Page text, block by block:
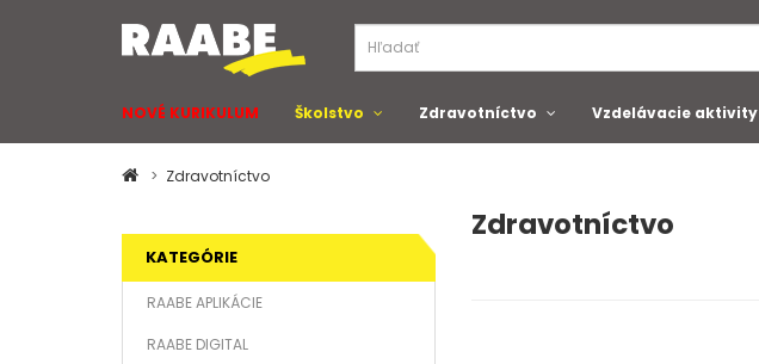
NOVÉ KURIKULUM Školstvo Zdravotníctvo Vzdelávacie aktivity
Zdravotníctvo
KATEGÓRIE
RAABE APLIKÁCIE
RAABE DIGITAL
Zdravotníctvo